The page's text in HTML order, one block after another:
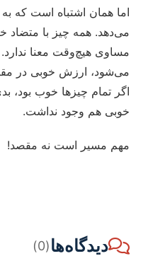
اما همان اشتباه است که
می‌دهد. همه چیز با متضاد
مساوی هیچ‌وقت معنا ندارد.
می‌شود، ارزش خوبی در
اگر تمام چیزها خوب بود،
خوبی هم وجود نداشت.
مهم مسیر است نه مقصد!
دیدگاه‌ها(0)